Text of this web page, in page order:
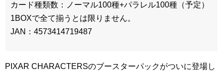
カード種類数：ノーマル100種+パラレル100種（予定）
1BOXで全て揃うとは限りません。
JAN：4573414719487
PIXAR CHARACTERSのブースターパックがついに登場し